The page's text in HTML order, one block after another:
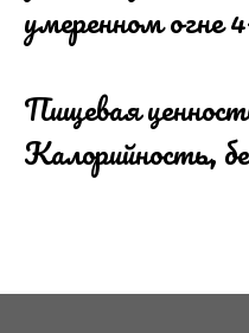
умеренном огне
Пищевая
Калорийность,